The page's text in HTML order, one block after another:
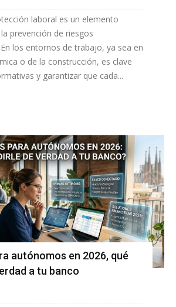
laboral es un elemento
prevención de riesgos
los entornos de trabajo, ya sea en
o de la construcción, es clave
y garantizar que cada...
autónomos en 2026, qué
a tu banco